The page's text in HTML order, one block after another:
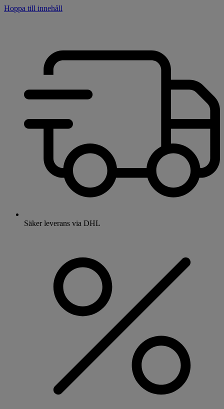
Hoppa till innehåll
Säker leverans via DHL